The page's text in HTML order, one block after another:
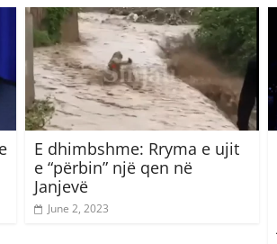
E dhimbshme: Rryma e ujit
e “përbin” një qen në
Janjevë
June 2, 2023